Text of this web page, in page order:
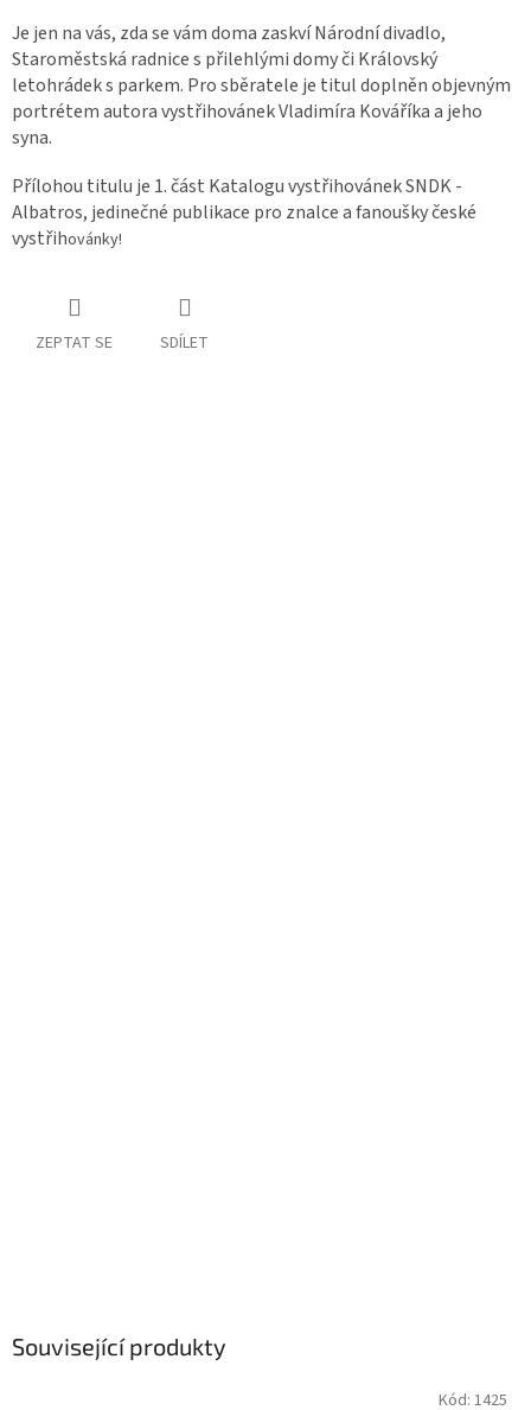
Je jen na vás, zda se vám doma zaskví Národní divadlo,
Staroměstská radnice s přilehlými domy či Královský
letohrádek s parkem. Pro sběratele je titul doplněn objevným
portrétem autora vystřihovánek Vladimíra Kováříka a jeho
syna.
Přílohou titulu je 1. část Katalogu vystřihovánek SNDK -
Albatros, jedinečné publikace pro znalce a fanoušky české
vystřihovánky!
ZEPTAT SE SDÍLET
Související produkty
Kód: 1425